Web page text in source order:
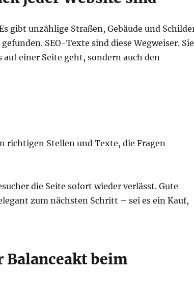
gibt unzählige Straßen, Gebäude und
SEO-Texte sind diese Wegweiser. Sie
einer Seite geht, sondern auch den
richtigen Stellen und Texte, die Fragen
die Seite sofort wieder verlässt. Gute
zum nächsten Schritt – sei es ein Kauf,
Balanceakt beim